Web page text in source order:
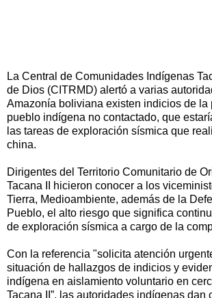
La Central de Comunidades Indígenas
de Dios (CITRMD) alertó a varias
Amazonía boliviana existen indicios de la
pueblo indígena no contactado, que
las tareas de exploración sísmica que
china.
Dirigentes del Territorio Comunitario de
Tacana II hicieron conocer a los
Tierra, Medioambiente, además de la
Pueblo, el alto riesgo que significa
de exploración sísmica a cargo de la
Con la referencia "solicita atención
situación de hallazgos de indicios y
indígena en aislamiento voluntario en
Tacana II”, las autoridades indígenas dan